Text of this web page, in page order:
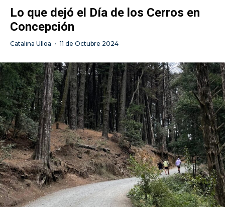
Lo que dejó el Día de los Cerros en
Concepción
Catalina Ulloa · 11 de Octubre 2024